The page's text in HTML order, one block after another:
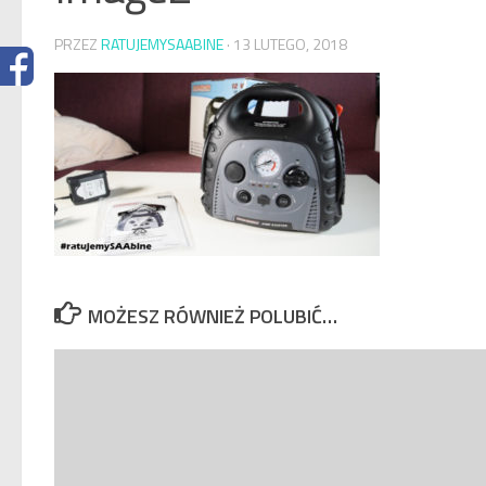
PRZEZRATUJEMYSAABINE· 13 LUTEGO, 2018
MOŻESZ RÓWNIEŻ POLUBIĆ…